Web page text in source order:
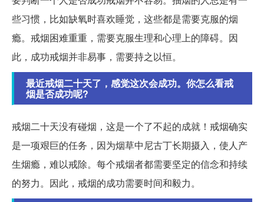
些习惯，比如缺氧时喜欢睡觉，这些都是需要克服的烟
瘾。戒烟困难重重，需要克服生理和心理上的障碍。因
此，成功戒烟并非易事，需要持之以恒。
最近戒烟二十天了，感觉这次会成功。你怎么看戒
烟是否成功呢?
戒烟二十天没有碰烟，这是一个了不起的成就！戒烟确实
是一项艰巨的任务，因为烟草中尼古丁长期摄入，使人产
生烟瘾，难以戒除。每个戒烟者都需要坚定的信念和持续
的努力。因此，戒烟的成功需要时间和毅力。